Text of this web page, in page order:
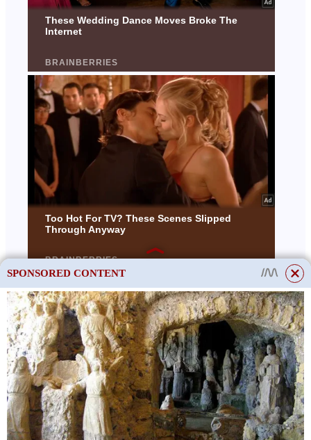
This site uses cookies to store data. By continuing to use the site, you consent
to the use of these files.
OK
SPONSORED CONTENT